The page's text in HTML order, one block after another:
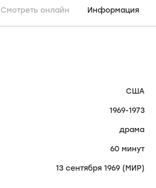
Смотреть онлайн Информация
США
1969-1973
драма
60 минут
13 сентября 1969 (МИР)